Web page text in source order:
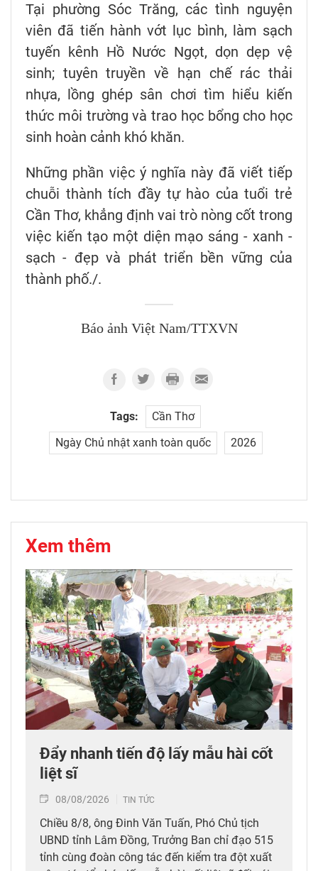
Tại phường Sóc Trăng, các tình nguyện
viên đã tiến hành vớt lục bình, làm sạch
tuyến kênh Hồ Nước Ngọt, dọn dẹp vệ
sinh; tuyên truyền về hạn chế rác thải
nhựa, lồng ghép sân chơi tìm hiểu kiến
thức môi trường và trao học bổng cho học
sinh hoàn cảnh khó khăn.
Những phần việc ý nghĩa này đã viết tiếp
chuỗi thành tích đầy tự hào của tuổi trẻ
Cần Thơ, khẳng định vai trò nòng cốt trong
việc kiến tạo một diện mạo sáng - xanh -
sạch - đẹp và phát triển bền vững của
thành phố./.
Báo ảnh Việt Nam/TTXVN
Tags:
Cần Thơ
Ngày Chủ nhật xanh toàn quốc
2026
Xem thêm
Đẩy nhanh tiến độ lấy mẫu hài cốt
liệt sĩ
08/08/2026 TIN TỨC
Chiều 8/8, ông Đinh Văn Tuấn, Phó Chủ tịch
UBND tỉnh Lâm Đồng, Trưởng Ban chỉ đạo 515
tỉnh cùng đoàn công tác đến kiểm tra đột xuất